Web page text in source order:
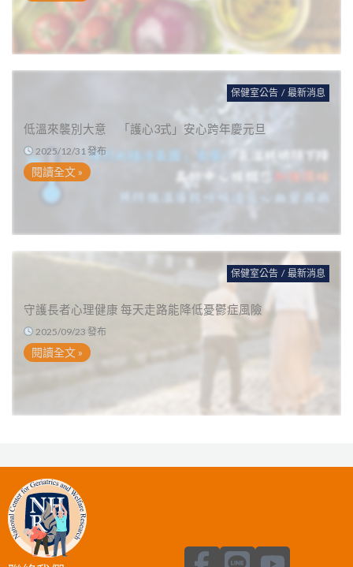
保健室公告 / 最新消息
低溫來襲別大意 「護心3式」安心跨年慶元旦
2025/12/31 發布
閱讀全文 »
保健室公告 / 最新消息
守護長者心理健康 每天走路能降低憂鬱症風險
2025/09/23 發布
閱讀全文 »
F L Y